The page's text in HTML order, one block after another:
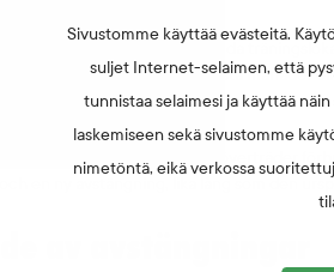
Sivustomme käyttää evästeitä.
suljet Internet-selaimen, että
tunnistaa selaimesi ja käyttää
laskemiseen sekä sivustomme
nimetöntä, eikä verkossa
med sitt lag eller använda
under avstängningens två sista månader
person, som är avstängd, överträder
en ny avstängning, lika lång som den
av avstängningar